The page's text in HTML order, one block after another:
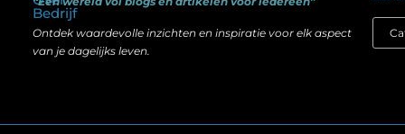
Bedrijf
Ontdek waardevolle inzichten en inspiratie voor elk aspect
van je dagelijks leven.